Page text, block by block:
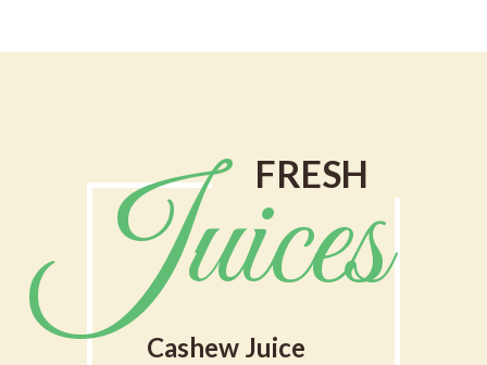
FRESH
Juices
Cashew Juice